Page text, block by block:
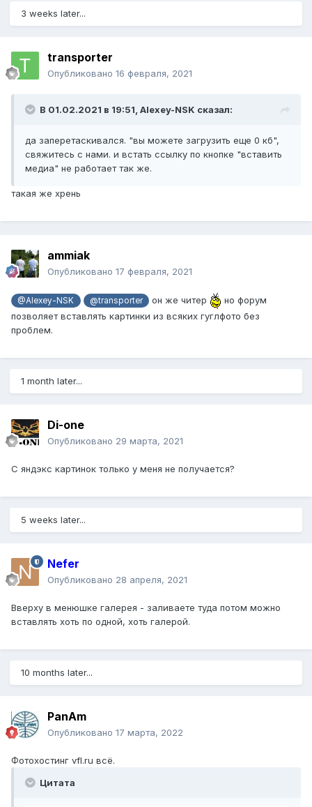
3 weeks later...
transporter
Опубликовано 16 февраля, 2021
В 01.02.2021 в 19:51, Alexey-NSK сказал:
да заперетаскивался. "вы можете загрузить еще 0 кб",
свяжитесь с нами. и встать ссылку по кнопке "вставить
медиа" не работает так же.
такая же хрень
ammiak
Опубликовано 17 февраля, 2021
@Alexey-NSK @transporter он же читер
но форум
позволяет вставлять картинки из всяких гуглфото без
проблем.
1 month later...
Di-one
Опубликовано 29 марта, 2021
С яндэкс картинок только у меня не получается?
5 weeks later...
Nefer
Опубликовано 28 апреля, 2021
Вверху в менюшке галерея - заливаете туда потом можно
вставлять хоть по одной, хоть галерой.
10 months later...
PanAm
Опубликовано 17 марта, 2022
Фотохостинг vfl.ru всё.
Цитата